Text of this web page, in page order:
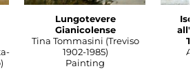
Lungotevere
Gianicolense
Tina Tommasini (Treviso
1902-1985)
Painting